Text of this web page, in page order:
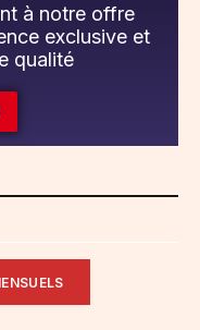
à notre offre
exclusive et
qualité